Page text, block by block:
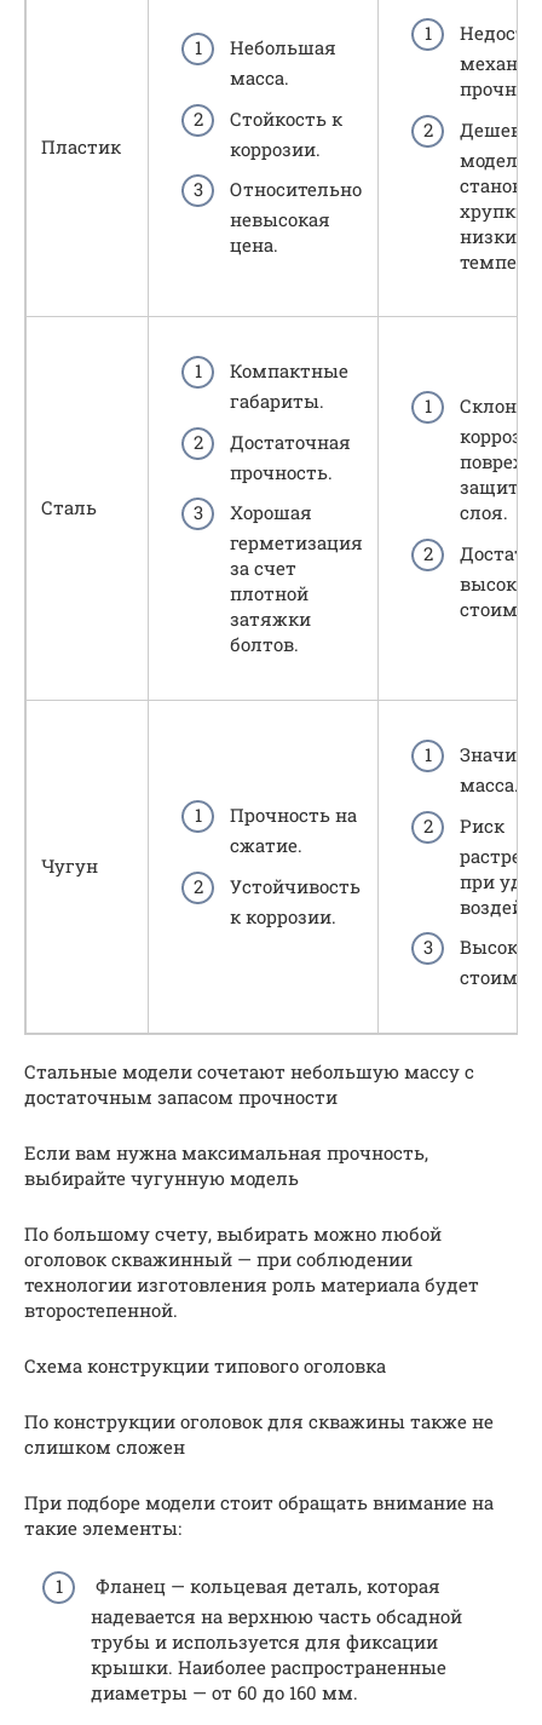
Пластик
Небольшая
масса.
Стойкость к
коррозии.
Относительно
невысокая
цена.
модели
низких
Сталь
Компактные
габариты.
Достаточная
прочность.
Хорошая
герметизация
за счет
плотной
затяжки
болтов.
слоя.
высокая
Чугун
Прочность на
сжатие.
Устойчивость
к коррозии.
масса.
Риск
при
Высокая
Стальные модели сочетают небольшую массу с
достаточным запасом прочности
Если вам нужна максимальная прочность,
выбирайте чугунную модель
По большому счету, выбирать можно любой
оголовок скважинный — при соблюдении
технологии изготовления роль материала будет
второстепенной.
Схема конструкции типового оголовка
По конструкции оголовок для скважины также не
слишком сложен
При подборе модели стоит обращать внимание на
такие элементы:
Фланец — кольцевая деталь, которая
надевается на верхнюю часть обсадной
трубы и используется для фиксации
крышки. Наиболее распространенные
диаметры — от 60 до 160 мм.